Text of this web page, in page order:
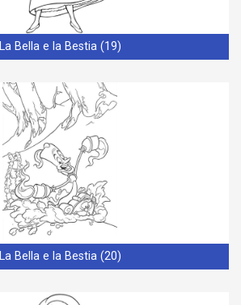
La Bella e la Bestia (19)
La Bella e la Bestia (20)